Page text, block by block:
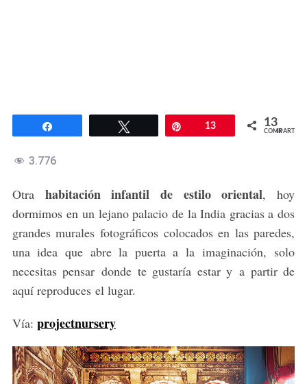
Twittear 13 13
COMPARTIR
3.776
Otra habitación infantil de estilo oriental, hoy
dormimos en un lejano palacio de la India gracias a dos
grandes murales fotográficos colocados en las paredes,
una idea que abre la puerta a la imaginación, solo
necesitas pensar donde te gustaría estar y a partir de
aquí reproduces el lugar.
Vía: projectnursery